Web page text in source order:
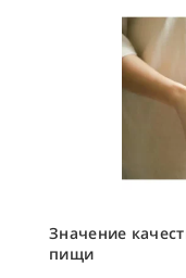
Значение
пищи